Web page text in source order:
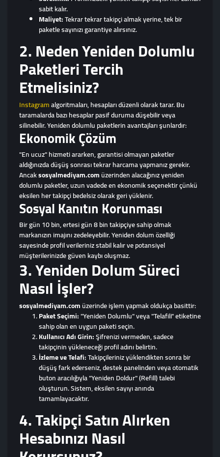
sabit kalır.
Maliyet:Tekrar tekrar takipçi almak yerine, tek bir
paketle sayınızı garantiye alırsınız.
2. Neden Yeniden Dolumlu
Paketleri Tercih
Etmelisiniz?
Instagramalgoritmaları, hesapları düzenli olarak tarar. Bu
taramalarda bazı hesaplar pasif duruma düşebilir veya
silinebilir. Yeniden dolumlu paketlerin avantajları şunlardır:
Ekonomik Çözüm
"En ucuz" hizmeti ararken, garantisi olmayan paketler
aldığınızda düşüş sonrası tekrar harcama yapmanız gerekir.
Ancaksosyalmediyam.comüzerinden alacağınız yeniden
dolumlu paketler, uzun vadede en ekonomik seçenektir çünkü
eksilen her takipçi bedelsiz olarak geri yüklenir.
Sosyal Kanıtın Korunması
Bir gün 10 bin, ertesi gün 8 bin takipçiye sahip olmak
markanızın imajını zedeleyebilir. Yeniden dolum özelliği
sayesinde profil verileriniz stabil kalır ve potansiyel
müşterilerinizde güven kaybı oluşmaz.
3. Yeniden Dolum Süreci
Nasıl İşler?
sosyalmediyam.comüzerinde işlem yapmak oldukça basittir:
Paket Seçimi:"Yeniden Dolumlu" veya "Telafili" etiketine
sahip olan en uygun paketi seçin.
Kullanıcı Adı Girin:Şifrenizi vermeden, sadece
takipçinin yükleneceği profil adını belirtin.
İzleme ve Telafi:Takipçileriniz yüklendikten sonra bir
düşüş fark ederseniz, destek panelinden veya otomatik
buton aracılığıyla "Yeniden Doldur" (Refill) talebi
oluşturun. Sistem, eksilen sayıyı anında
tamamlayacaktır.
4. Takipçi Satın Alırken
Hesabınızı Nasıl